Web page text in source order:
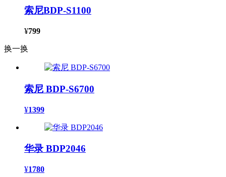
索尼BDP-S1100
¥799
换一换
索尼 BDP-S6700
¥1399
华录 BDP2046
¥1780